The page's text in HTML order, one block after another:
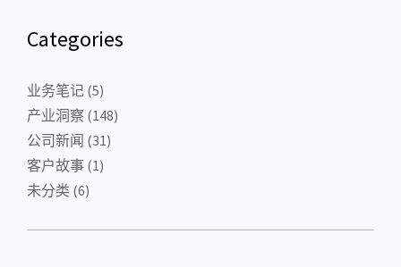
Categories
业务笔记 (5)
产业洞察 (148)
公司新闻 (31)
客户故事 (1)
未分类 (6)